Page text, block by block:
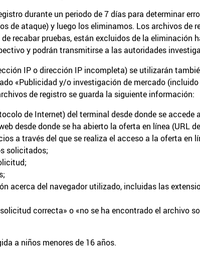
durante un periodo de 7 días para determinar
de ataque) y luego los eliminamos. Los archivos de
recabar pruebas, están excluidos de la eliminación
y podrán transmitirse a las autoridades
IP o dirección IP incompleta) se utilizarán
«Publicidad y/o investigación de mercado
de registro se guarda la siguiente información:
de Internet) del terminal desde donde se accede
desde donde se ha abierto la oferta en línea (URL
a través del que se realiza el acceso a la oferta en
solicitados;
acerca del navegador utilizado, incluidas las
correcta» o «no se ha encontrado el archivo
a niños menores de 16 años.